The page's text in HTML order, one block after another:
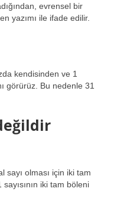
evrensel bir
yazımı ile ifade edilir.
kendisinden ve 1
görürüz. Bu nedenle 31
sayı olması için iki tam
iki tam böleni